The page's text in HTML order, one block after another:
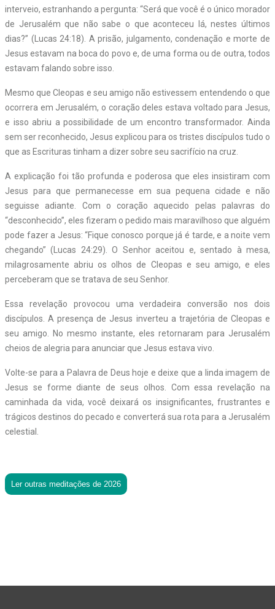
interveio, estranhando a pergunta: “Será que você é o único morador
de Jerusalém que não sabe o que aconteceu lá, nestes últimos
dias?” (Lucas 24:18). A prisão, julgamento, condenação e morte de
Jesus estavam na boca do povo e, de uma forma ou de outra, todos
estavam falando sobre isso.
Mesmo que Cleopas e seu amigo não estivessem entendendo o que
ocorrera em Jerusalém, o coração deles estava voltado para Jesus,
e isso abriu a possibilidade de um encontro transformador. Ainda
sem ser reconhecido, Jesus explicou para os tristes discípulos tudo o
que as Escrituras tinham a dizer sobre seu sacrifício na cruz.
A explicação foi tão profunda e poderosa que eles insistiram com
Jesus para que permanecesse em sua pequena cidade e não
seguisse adiante. Com o coração aquecido pelas palavras do
“desconhecido”, eles fizeram o pedido mais maravilhoso que alguém
pode fazer a Jesus: “Fique conosco porque já é tarde, e a noite vem
chegando” (Lucas 24:29). O Senhor aceitou e, sentado à mesa,
milagrosamente abriu os olhos de Cleopas e seu amigo, e eles
perceberam que se tratava de seu Senhor.
Essa revelação provocou uma verdadeira conversão nos dois
discípulos. A presença de Jesus inverteu a trajetória de Cleopas e
seu amigo. No mesmo instante, eles retornaram para Jerusalém
cheios de alegria para anunciar que Jesus estava vivo.
Volte-se para a Palavra de Deus hoje e deixe que a linda imagem de
Jesus se forme diante de seus olhos. Com essa revelação na
caminhada da vida, você deixará os insignificantes, frustrantes e
trágicos destinos do pecado e converterá sua rota para a Jerusalém
celestial.
Ler outras meditações de 2026